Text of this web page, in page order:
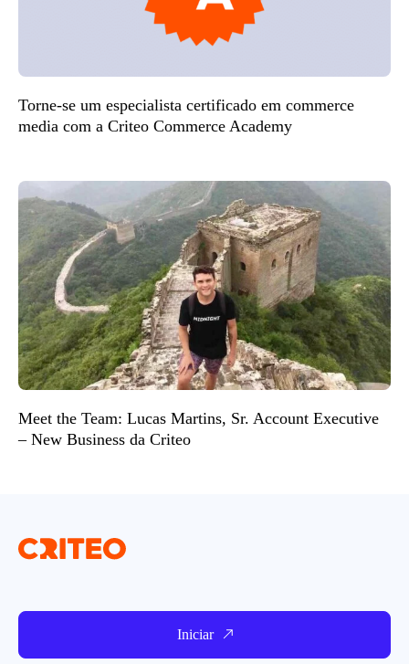
Torne-se um especialista certificado em commerce
media com a Criteo Commerce Academy
Meet the Team: Lucas Martins, Sr. Account Executive
– New Business da Criteo
Iniciar